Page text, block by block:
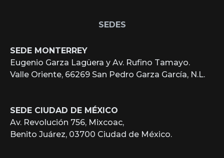
SEDES
SEDE MONTERREY
Eugenio Garza Lagüera y Av. Rufino Tamayo.
Valle Oriente, 66269 San Pedro Garza García, N.L.
SEDE CIUDAD DE MÉXICO
Av. Revolución 756, Mixcoac,
Benito Juárez, 03700 Ciudad de México.